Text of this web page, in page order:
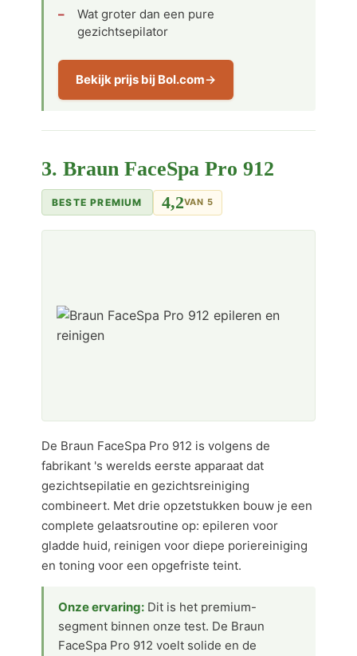
Wat groter dan een pure
gezichtsepilator
Bekijk prijs bij Bol.com
3. Braun FaceSpa Pro 912
BESTE PREMIUM 4,2VAN 5
De Braun FaceSpa Pro 912 is volgens de
fabrikant 's werelds eerste apparaat dat
gezichtsepilatie en gezichtsreiniging
combineert. Met drie opzetstukken bouw je een
complete gelaatsroutine op: epileren voor
gladde huid, reinigen voor diepe poriereiniging
en toning voor een opgefriste teint.
Onze ervaring: Dit is het premium-
segment binnen onze test. De Braun
FaceSpa Pro 912 voelt solide en de